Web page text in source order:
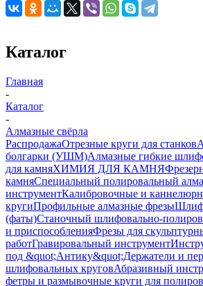
Каталог
Главная
-
Каталог
-
Алмазные свёрла
РаспродажаОтрезные круги для станков
болгарки (УШМ)Алмазные гибкие
для камняХИМИЯ ДЛЯ КАМНЯ
камняСпециальный полировальный
инструментКалибровочные и
кругиПрофильные алмазные фрезы
(фаты)Станочный шлифовально-
и приспособленияФрезы для
работГравировальный инструмент
под &quot;Антику&quot;Держатели и
шлифовальных круговАбразивный
фетры и размывочные круги для